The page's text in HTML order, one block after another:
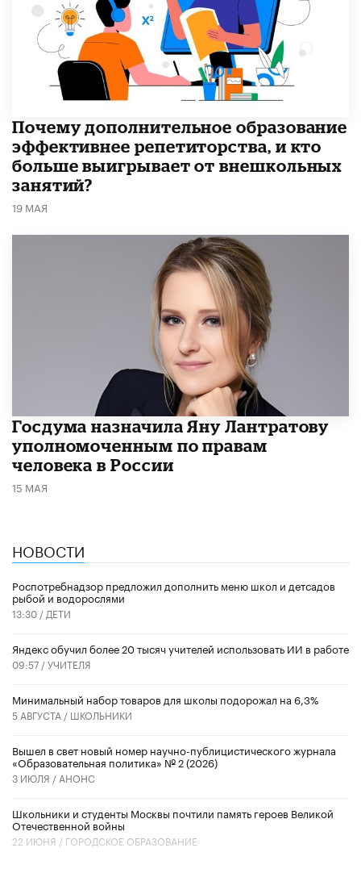
​Почему дополнительное образование
эффективнее репетиторства, и кто
больше выигрывает от внешкольных
занятий?
19 МАЯ
Госдума назначила Яну Лантратову
уполномоченным по правам
человека в России
15 МАЯ
НОВОСТИ
Роспотребнадзор предложил дополнить меню школ и детсадов
рыбой и водорослями
13:30 / ДЕТИ
​Яндекс обучил более 20 тысяч учителей использовать ИИ в работе
09:57 /УЧИТЕЛЯ
Минимальный набор товаров для школы подорожал на 6,3%
5 АВГУСТА / ШКОЛЬНИКИ
Вышел в свет новый номер научно-публицистического журнала
«Образовательная политика» № 2 (2026)
3 ИЮЛЯ / АНОНС
Школьники и студенты Москвы почтили память героев Великой
Отечественной войны
22 ИЮНЯ / ГОРОДСКОЕ ОБРАЗОВАНИЕ